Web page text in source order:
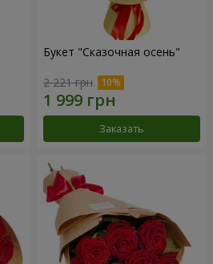
Букет "Сказочная осень"
2 221 грн
Заказать